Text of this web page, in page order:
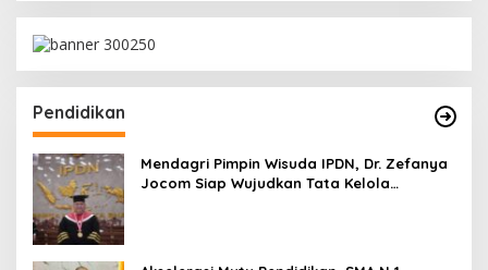
Pendidikan
Mendagri Pimpin Wisuda IPDN, Dr. Zefanya
Jocom Siap Wujudkan Tata Kelola